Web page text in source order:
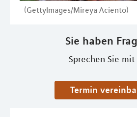
(GettyImages/Mireya Aciento)
Sie haben
Sprechen Sie mit
Termin